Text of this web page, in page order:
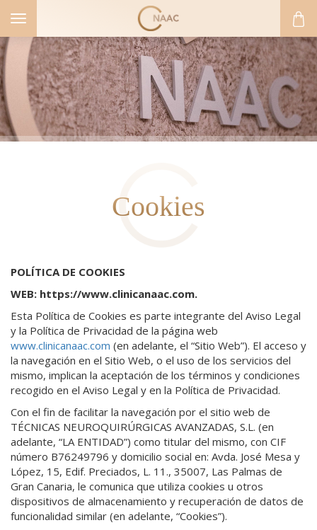
Toggle
navigation
Cookies
POLÍTICA DE COOKIES
WEB: https://www.clinicanaac.com.
Esta Política de Cookies es parte integrante del Aviso Legal
y la Política de Privacidad de la página web
www.clinicanaac.com (en adelante, el “Sitio Web”). El acceso y
la navegación en el Sitio Web, o el uso de los servicios del
mismo, implican la aceptación de los términos y condiciones
recogido en el Aviso Legal y en la Política de Privacidad.
Con el fin de facilitar la navegación por el sitio web de
TÉCNICAS NEUROQUIRÚRGICAS AVANZADAS, S.L. (en
adelante, “LA ENTIDAD”) como titular del mismo, con CIF
número B76249796 y domicilio social en: Avda. José Mesa y
López, 15, Edif. Preciados, L. 11., 35007, Las Palmas de
Gran Canaria, le comunica que utiliza cookies u otros
dispositivos de almacenamiento y recuperación de datos de
funcionalidad similar (en adelante, “Cookies”).